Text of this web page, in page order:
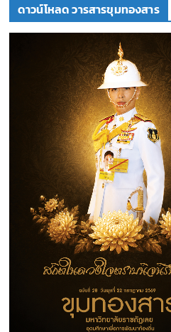
ดาวน์โหลด วารสารขุมทองสาร